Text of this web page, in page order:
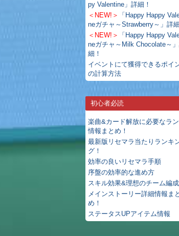
py Valentine」詳細！
＜NEW!＞
「Happy Happy
neガチャ～Strawberry～」詳細
＜NEW!＞
「Happy Happy
neガチャ～Milk Chocolate～
細！
イベントにて獲得できるポイ
の計算方法
初心者必読
楽曲&カード解放に必要なラ
情報まとめ！
最新版リセマラ当たりランキ
グ！
効率の良いリセマラ手順
序盤の効率的な進め方
スキル効果&理想のチーム編成
メインストーリー詳細情報まと
め！
ステータスUPアイテム情報